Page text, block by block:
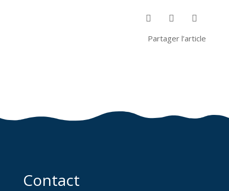
 

Partager l’article
Contact